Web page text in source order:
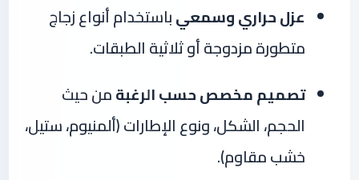
عزل حراري وسمعيباستخدام أنواع زجاج
متطورة مزدوجة أو ثلاثية الطبقات.
تصميم مخصص حسب الرغبةمن حيث
الحجم، الشكل، ونوع الإطارات (ألمنيوم، ستيل،
خشب مقاوم).